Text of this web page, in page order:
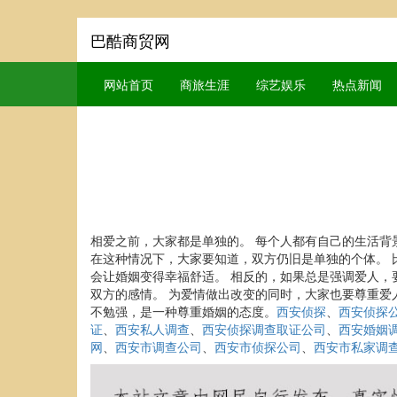
巴酷商贸网
网站首页 商旅生涯 综艺娱乐 热点新闻
相爱之前，大家都是单独的。 每个人都有自己的生活
在这种情况下，大家要知道，双方仍旧是单独的个体
会让婚姻变得幸福舒适。 相反的，如果总是强调爱人
双方的感情。 为爱情做出改变的同时，大家也要尊重
不勉强，是一种尊重婚姻的态度。 西安侦探、 西安侦探
证、 西安私人调查、 西安侦探调查取证公司、 西安婚姻
网、 西安市调查公司、 西安市侦探公司、 西安市私家调